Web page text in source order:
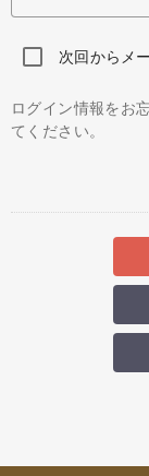
次回からメ
ログイン情報をお
てください。